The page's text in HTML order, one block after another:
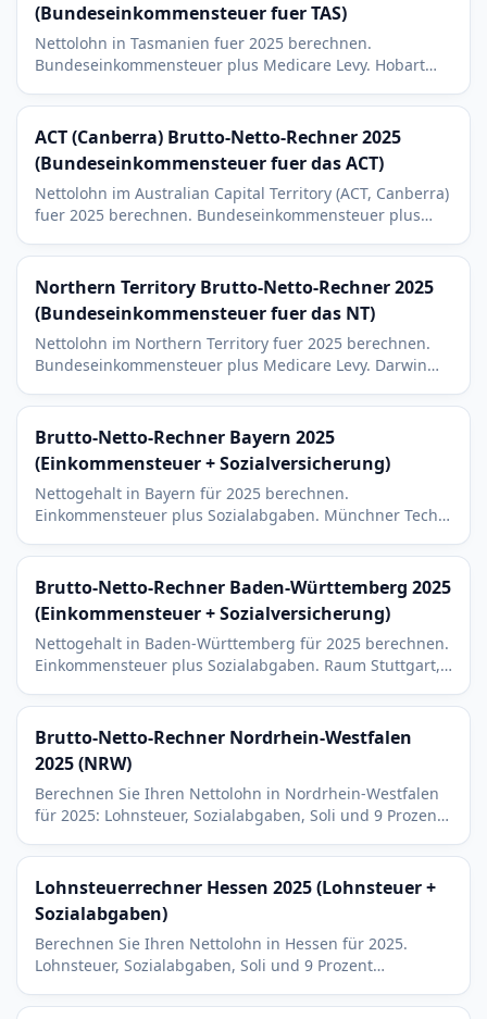
(Bundeseinkommensteuer fuer TAS)
Nettolohn in Tasmanien fuer 2025 berechnen.
Bundeseinkommensteuer plus Medicare Levy. Hobart
ACT (Canberra) Brutto-Netto-Rechner 2025
(Bundeseinkommensteuer fuer das ACT)
Nettolohn im Australian Capital Territory (ACT, Canberra)
fuer 2025 berechnen. Bundeseinkommensteuer plus
oeffentlichen Dienst.
Northern Territory Brutto-Netto-Rechner 2025
(Bundeseinkommensteuer fuer das NT)
Nettolohn im Northern Territory fuer 2025 berechnen.
Bundeseinkommensteuer plus Medicare Levy. Darwin
Brutto-Netto-Rechner Bayern 2025
(Einkommensteuer + Sozialversicherung)
Nettogehalt in Bayern für 2025 berechnen.
Einkommensteuer plus Sozialabgaben. Münchner Tech-
niedrigste Satz.
Brutto-Netto-Rechner Baden-Württemberg 2025
(Einkommensteuer + Sozialversicherung)
Nettogehalt in Baden-Württemberg für 2025 berechnen.
Einkommensteuer plus Sozialabgaben. Raum Stuttgart,
Brutto-Netto-Rechner Nordrhein-Westfalen
2025 (NRW)
Berechnen Sie Ihren Nettolohn in Nordrhein-Westfalen
für 2025: Lohnsteuer, Sozialabgaben, Soli und 9 Prozent
Lohnsteuerrechner Hessen 2025 (Lohnsteuer +
Sozialabgaben)
Berechnen Sie Ihren Nettolohn in Hessen für 2025.
Lohnsteuer, Sozialabgaben, Soli und 9 Prozent